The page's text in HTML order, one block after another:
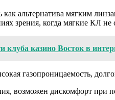
альтернатива мягким
зрения, когда мягкие КЛ
клуба казино Восток в
газопроницаемость,
возможен дискомфорт при